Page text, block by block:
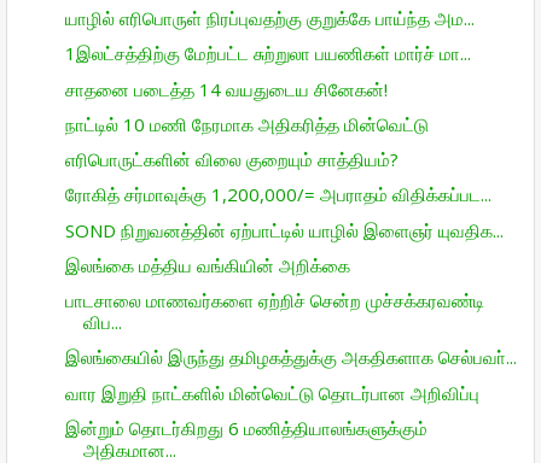
யாழில் எரிபொருள் நிரப்புவதற்கு குறுக்கே பாய்ந்த அம...
1இலட்சத்திற்கு மேற்பட்ட சுற்றுலா பயணிகள் மார்ச் மா...
சாதனை படைத்த 14 வயதுடைய சினேகன்!
நாட்டில் 10 மணி நேரமாக அதிகரித்த மின்வெட்டு
எரிபொருட்களின் விலை குறையும் சாத்தியம்?
ரோகித் சர்மாவுக்கு 1,200,000/= அபராதம் விதிக்கப்பட...
SOND நிறுவனத்தின் ஏற்பாட்டில் யாழில் இளைஞர் யுவதிக...
இலங்கை மத்திய வங்கியின் அறிக்கை
பாடசாலை மாணவர்களை ஏற்றிச் சென்ற முச்சக்கரவண்டி
விப...
இலங்கையில் இருந்து தமிழகத்துக்கு அகதிகளாக செல்பவா்...
வார இறுதி நாட்களில் மின்வெட்டு தொடர்பான அறிவிப்பு
இன்றும் தொடர்கிறது 6 மணித்தியாலங்களுக்கும்
அதிகமான...